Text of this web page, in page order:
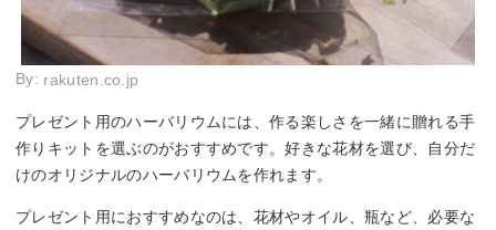
By: rakuten.co.jp
プレゼント用のハーバリウムには、作る楽しさを一緒に贈れる手
作りキットを選ぶのがおすすめです。好きな花材を選び、自分だ
けのオリジナルのハーバリウムを作れます。
プレゼント用におすすめなのは、花材やオイル、瓶など、必要な